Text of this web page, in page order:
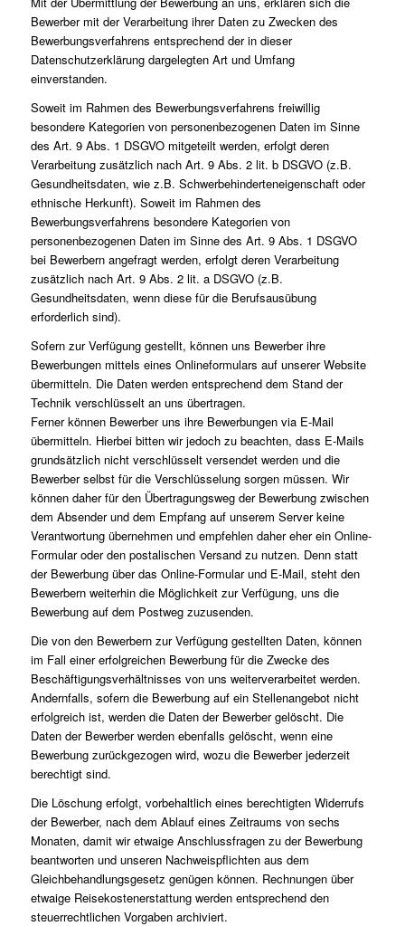
Bewerber mit der Verarbeitung ihrer Daten zu Zwecken des
Bewerbungsverfahrens entsprechend der in dieser
Datenschutzerklärung dargelegten Art und Umfang
einverstanden.
Soweit im Rahmen des Bewerbungsverfahrens freiwillig
besondere Kategorien von personenbezogenen Daten im Sinne
des Art. 9 Abs. 1 DSGVO mitgeteilt werden, erfolgt deren
Verarbeitung zusätzlich nach Art. 9 Abs. 2 lit. b DSGVO (z.B.
Gesundheitsdaten, wie z.B. Schwerbehinderteneigenschaft oder
ethnische Herkunft). Soweit im Rahmen des
Bewerbungsverfahrens besondere Kategorien von
personenbezogenen Daten im Sinne des Art. 9 Abs. 1 DSGVO
bei Bewerbern angefragt werden, erfolgt deren Verarbeitung
zusätzlich nach Art. 9 Abs. 2 lit. a DSGVO (z.B.
Gesundheitsdaten, wenn diese für die Berufsausübung
erforderlich sind).
Sofern zur Verfügung gestellt, können uns Bewerber ihre
Bewerbungen mittels eines Onlineformulars auf unserer Website
übermitteln. Die Daten werden entsprechend dem Stand der
Technik verschlüsselt an uns übertragen.
Ferner können Bewerber uns ihre Bewerbungen via E-Mail
übermitteln. Hierbei bitten wir jedoch zu beachten, dass E-Mails
grundsätzlich nicht verschlüsselt versendet werden und die
Bewerber selbst für die Verschlüsselung sorgen müssen. Wir
können daher für den Übertragungsweg der Bewerbung zwischen
dem Absender und dem Empfang auf unserem Server keine
Verantwortung übernehmen und empfehlen daher eher ein Online-
Formular oder den postalischen Versand zu nutzen. Denn statt
der Bewerbung über das Online-Formular und E-Mail, steht den
Bewerbern weiterhin die Möglichkeit zur Verfügung, uns die
Bewerbung auf dem Postweg zuzusenden.
Die von den Bewerbern zur Verfügung gestellten Daten, können
im Fall einer erfolgreichen Bewerbung für die Zwecke des
Beschäftigungsverhältnisses von uns weiterverarbeitet werden.
Andernfalls, sofern die Bewerbung auf ein Stellenangebot nicht
erfolgreich ist, werden die Daten der Bewerber gelöscht. Die
Daten der Bewerber werden ebenfalls gelöscht, wenn eine
Bewerbung zurückgezogen wird, wozu die Bewerber jederzeit
berechtigt sind.
Die Löschung erfolgt, vorbehaltlich eines berechtigten Widerrufs
der Bewerber, nach dem Ablauf eines Zeitraums von sechs
Monaten, damit wir etwaige Anschlussfragen zu der Bewerbung
beantworten und unseren Nachweispflichten aus dem
Gleichbehandlungsgesetz genügen können. Rechnungen über
etwaige Reisekostenerstattung werden entsprechend den
steuerrechtlichen Vorgaben archiviert.